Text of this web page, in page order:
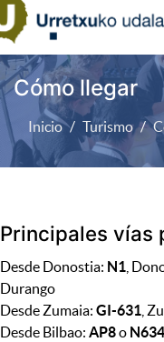
Cómo llegar
Inicio Turismo
Principales vías
Desde Donostia: N1 ,
Durango
Desde Zumaia: GI-631 ,
Desde Bilbao: AP8o N634